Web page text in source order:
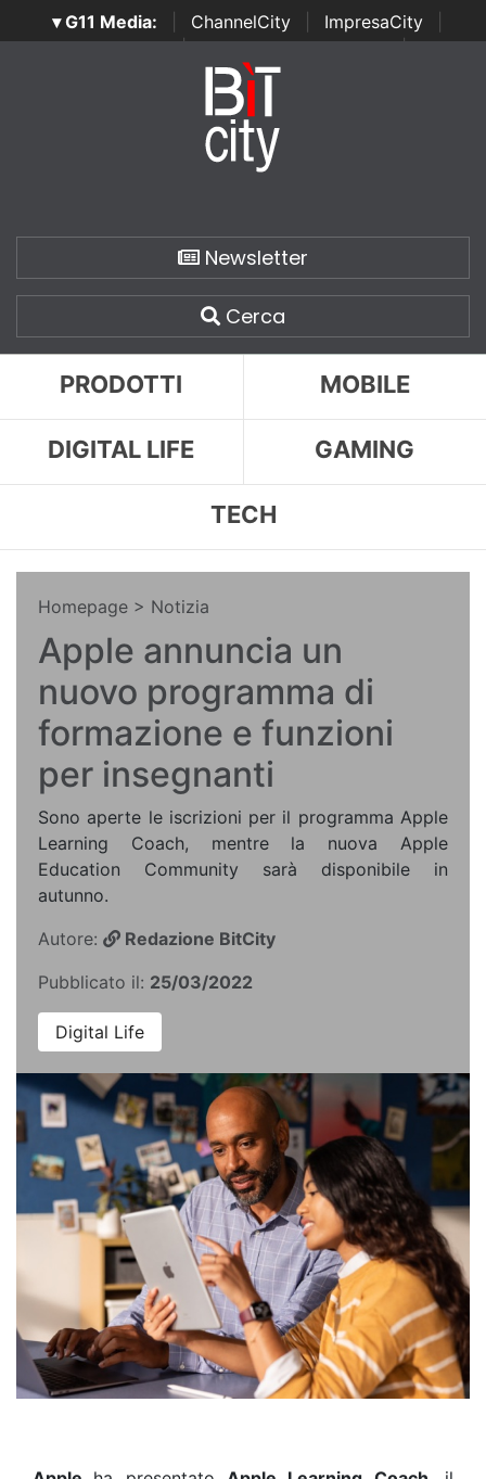
▾ G11 Media: ChannelCity ImpresaCity
SecurityOpenLab | Italian Channel Awards | Italian
Italian Security Awards
Newsletter
Cerca
PRODOTTI MOBILE
DIGITAL LIFE GAMING
TECH
Homepage > Notizia
Apple annuncia un
nuovo programma di
formazione e funzioni
per insegnanti
Sono aperte le iscrizioni per il programma Apple
Learning Coach, mentre la nuova Apple
Education Community sarà disponibile in
autunno.
Autore:
Redazione BitCity
Pubblicato il: 25/03/2022
Digital Life